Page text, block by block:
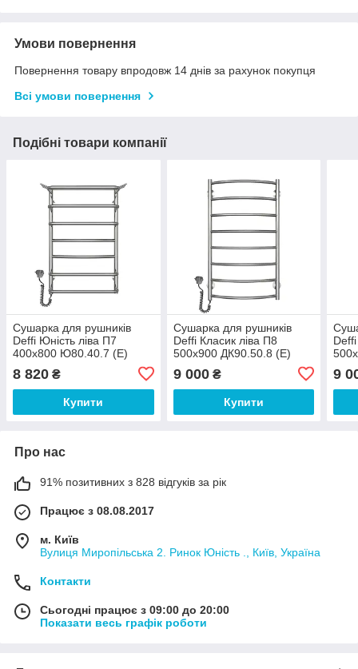
Умови повернення
Повернення товару впродовж 14 днів за рахунок покупця
Всі умови повернення
Подібні товари компанії
Сушарка для рушників
Deffi Юність ліва П7
400x800 Ю80.40.7 (Е)
8 820 ₴
Купити
Сушарка для рушників
Deffi Класик ліва П8
500x900 ДК90.50.8 (Е)
9 000₴
Купити
9
Про нас
91% позитивних з 828 відгуків за рік
Працює з 08.08.2017
м. Київ
Вулиця Миропільська 2. Ринок Юність ., Київ, Україна
Контакти
Сьогодні працює з 09:00 до 20:00
Показати весь графік роботи